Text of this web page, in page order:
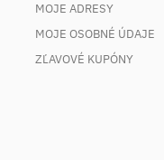
MOJE ADRESY
MOJE OSOBNÉ ÚDAJE
ZĽAVOVÉ KUPÓNY